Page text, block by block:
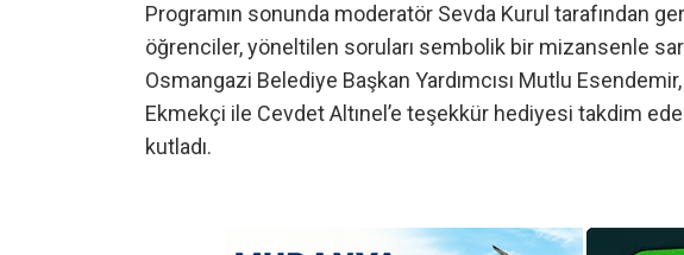
Programın sonunda moderatör Sevda Kurul tarafından
öğrenciler, yöneltilen soruları sembolik bir mizansenle sarı
Osmangazi Belediye Başkan Yardımcısı Mutlu
Ekmekçi ile Cevdet Altınel’e teşekkür hediyesi takdim
kutladı.